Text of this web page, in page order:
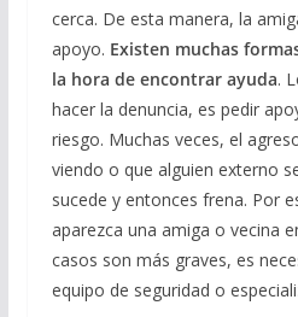
cerca. De esta manera, la
apoyo. Existen muchas
la hora de encontrar ayuda.
hacer la denuncia, es pedir
riesgo. Muchas veces, el
viendo o que alguien externo
sucede y entonces frena. Por
aparezca una amiga o vecina
casos son más graves, es
equipo de seguridad o